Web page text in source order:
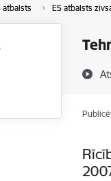
atbalsts ES atbalsts